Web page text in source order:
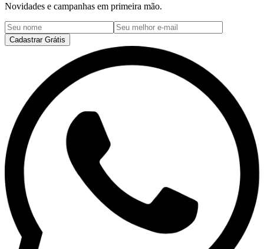
Novidades e campanhas em primeira mão.
Cadastrar Grátis